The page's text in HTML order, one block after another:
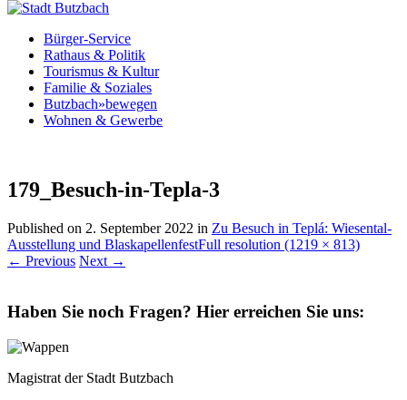
Bürger-Service
Rathaus & Politik
Tourismus & Kultur
Familie & Soziales
Butzbach»bewegen
Wohnen & Gewerbe
179_Besuch-in-Tepla-3
Published on 2. September 2022 in Zu Besuch in Teplá: Wiesental-
Ausstellung und BlaskapellenfestFull resolution (1219 × 813)
← Previous Next →
Haben Sie noch Fragen? Hier erreichen Sie uns:
Magistrat der Stadt Butzbach